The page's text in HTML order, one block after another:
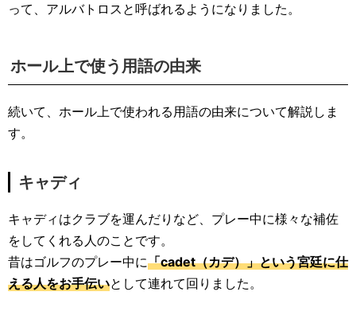
って、アルバトロスと呼ばれるようになりました。
ホール上で使う用語の由来
続いて、ホール上で使われる用語の由来について解説しま
す。
キャディ
キャディはクラブを運んだりなど、プレー中に様々な補佐
をしてくれる人のことです。
昔はゴルフのプレー中に「cadet（カデ）」という宮廷に仕
える人をお手伝いとして連れて回りました。